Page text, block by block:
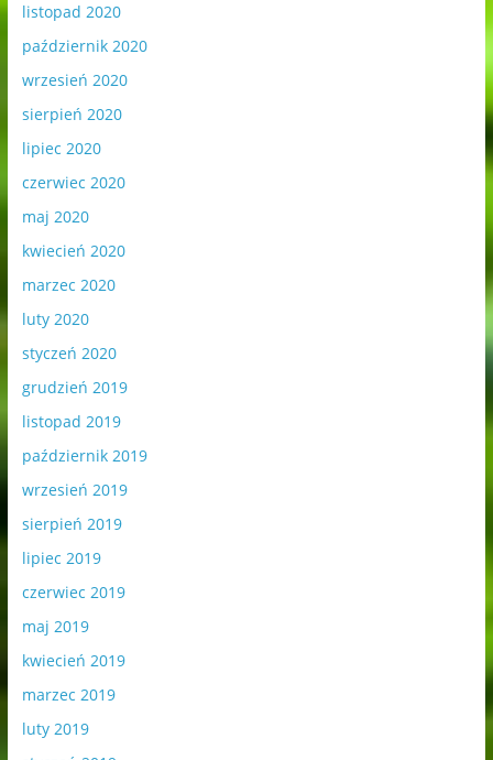
listopad 2020
październik 2020
wrzesień 2020
sierpień 2020
lipiec 2020
czerwiec 2020
maj 2020
kwiecień 2020
marzec 2020
luty 2020
styczeń 2020
grudzień 2019
listopad 2019
październik 2019
wrzesień 2019
sierpień 2019
lipiec 2019
czerwiec 2019
maj 2019
kwiecień 2019
marzec 2019
luty 2019